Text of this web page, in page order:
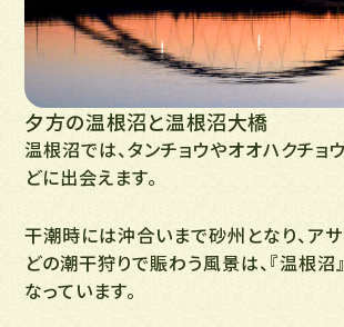
夕方の温根沼と温根沼大橋
温根沼では、タンチョウやオオハクチョ
どに出会えます。
干潮時には沖合いまで砂州となり、ア
どの潮干狩りで賑わう風景は、『温根沼
なっています。